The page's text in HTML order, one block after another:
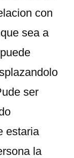
con
sea a
ser
estaria
la